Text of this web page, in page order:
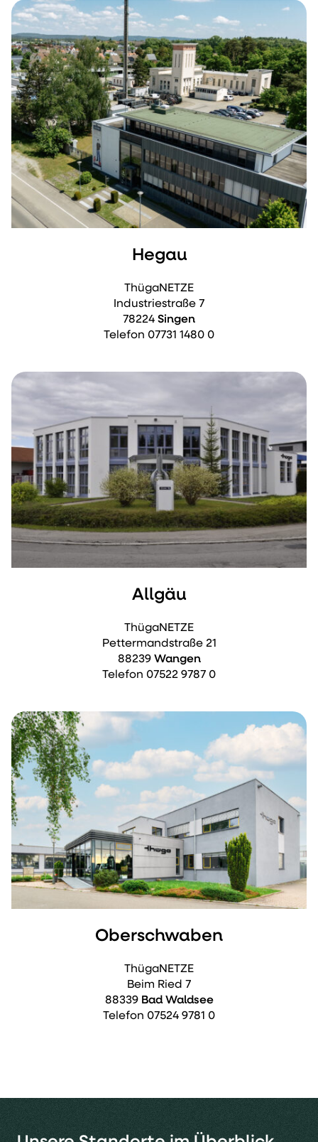
Hegau
ThügaNETZE
Industriestraße 7
78224 Singen
Telefon 07731 1480 0
Allgäu
ThügaNETZE
Pettermandstraße 21
88239 Wangen
Telefon 07522 9787 0
Oberschwaben
ThügaNETZE
Beim Ried 7
88339 Bad Waldsee
Telefon 07524 9781 0